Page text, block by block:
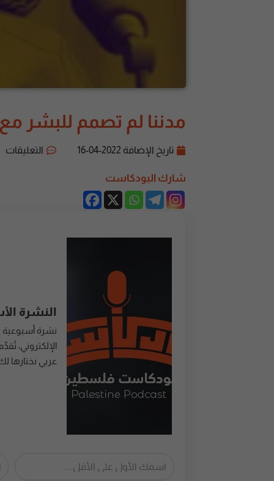
مدننا لم تصمم للبشر
تاريخ الإضافة 2022-04-16 التعليقات
شارك البودكاست
النشرة
نشرة
عربي نختارها